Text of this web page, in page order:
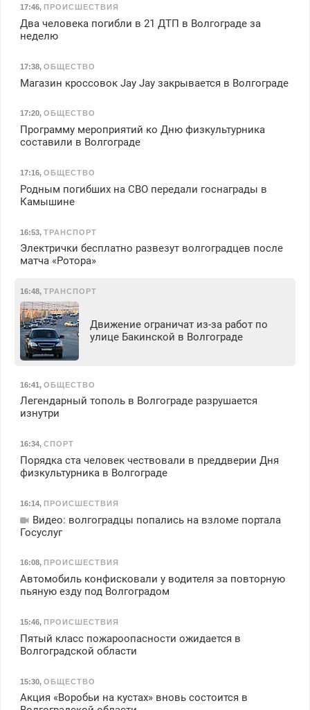
17:46, ПРОИСШЕСТВИЯ
Два человека погибли в 21 ДТП в Волгограде за
неделю
17:38, ОБЩЕСТВО
Магазин кроссовок Jay Jay закрывается в Волгограде
17:20, ОБЩЕСТВО
Программу мероприятий ко Дню физкультурника
составили в Волгограде
17:16, ОБЩЕСТВО
Родным погибших на СВО передали госнаграды в
Камышине
16:53, ТРАНСПОРТ
Электрички бесплатно развезут волгоградцев после
матча «Ротора»
16:48, ТРАНСПОРТ
Движение ограничат из-за работ по
улице Бакинской в Волгограде
16:41, ОБЩЕСТВО
Легендарный тополь в Волгограде разрушается
изнутри
16:34, СПОРТ
Порядка ста человек чествовали в преддверии Дня
физкультурника в Волгограде
16:14, ПРОИСШЕСТВИЯ
Видео: волгоградцы попались на взломе портала
Госуслуг
16:08, ПРОИСШЕСТВИЯ
Автомобиль конфисковали у водителя за повторную
пьяную езду под Волгоградом
15:46, ПРОИСШЕСТВИЯ
Пятый класс пожароопасности ожидается в
Волгоградской области
15:30, ОБЩЕСТВО
Акция «Воробьи на кустах» вновь состоится в